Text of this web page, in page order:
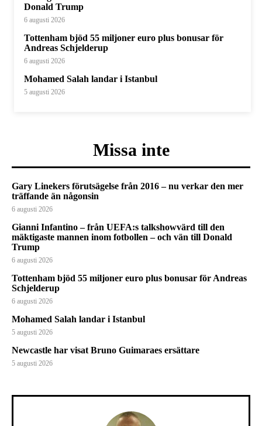
Donald Trump
6 augusti 2026
Tottenham bjöd 55 miljoner euro plus bonusar för
Andreas Schjelderup
6 augusti 2026
Mohamed Salah landar i Istanbul
5 augusti 2026
Missa inte
Gary Linekers förutsägelse från 2016 – nu verkar den mer
träffande än någonsin
6 augusti 2026
Gianni Infantino – från UEFA:s talkshowvärd till den
mäktigaste mannen inom fotbollen – och vän till Donald
Trump
6 augusti 2026
Tottenham bjöd 55 miljoner euro plus bonusar för Andreas
Schjelderup
6 augusti 2026
Mohamed Salah landar i Istanbul
5 augusti 2026
Newcastle har visat Bruno Guimaraes ersättare
5 augusti 2026